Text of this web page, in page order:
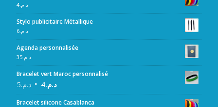
د.م.4
Stylo publicitaire Métallique
د.م.6
Agenda personnalisée
د.م.35
Bracelet vert Maroc personnalisé
د.م.5 د.م.4
Bracelet silicone Casablanca